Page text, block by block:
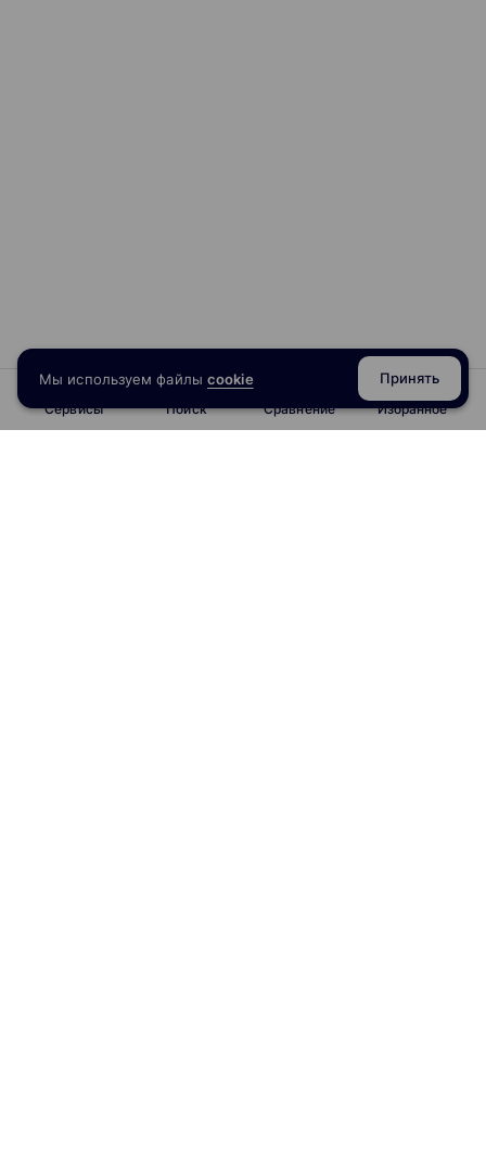
Сервисы Поиск Сравнение Избранное
Мы используем файлы cookie Принять